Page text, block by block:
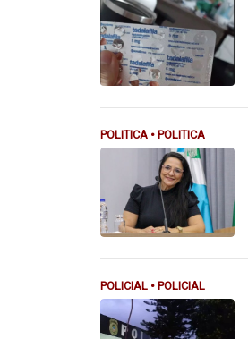
POLITICA • POLITICA
POLICIAL • POLICIAL